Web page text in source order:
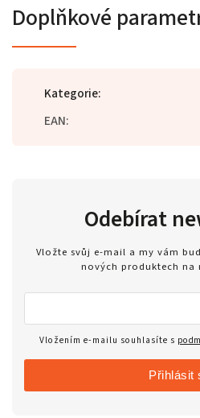
Doplňkové
Kategorie:
EAN:
Odebírat
Vložte svůj e-mail a my vám
nových produktech na
Vložením e-mailu souhlasíte s
Přihlásit